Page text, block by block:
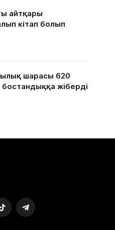
айтқары
кітап болып
шарасы 620
жіберді
TikTok Telegram